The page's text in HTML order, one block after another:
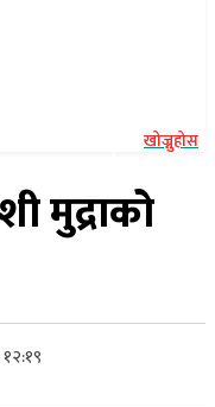
खोज्नुहोस
मुद्राको